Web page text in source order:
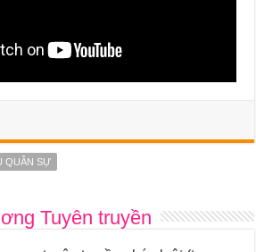
QUÂN SỰ
Tuyên truyền